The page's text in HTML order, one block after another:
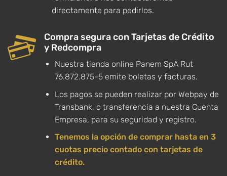
directamente para pedirlos.
Compra segura con Tarjetas de Crédito
y Redcompra
Nuestra tienda online Panem SpA Rut
76.872.875-5 emite boletas y facturas.
Los pagos se pueden realizar por Webpay de
Transbank, o transferencia a nuestra Cuenta
Empresa, para su seguridad y registro.
Tenemos la opción de comprar hasta en 3
cuotas precio contado con tarjetas de
crédito.